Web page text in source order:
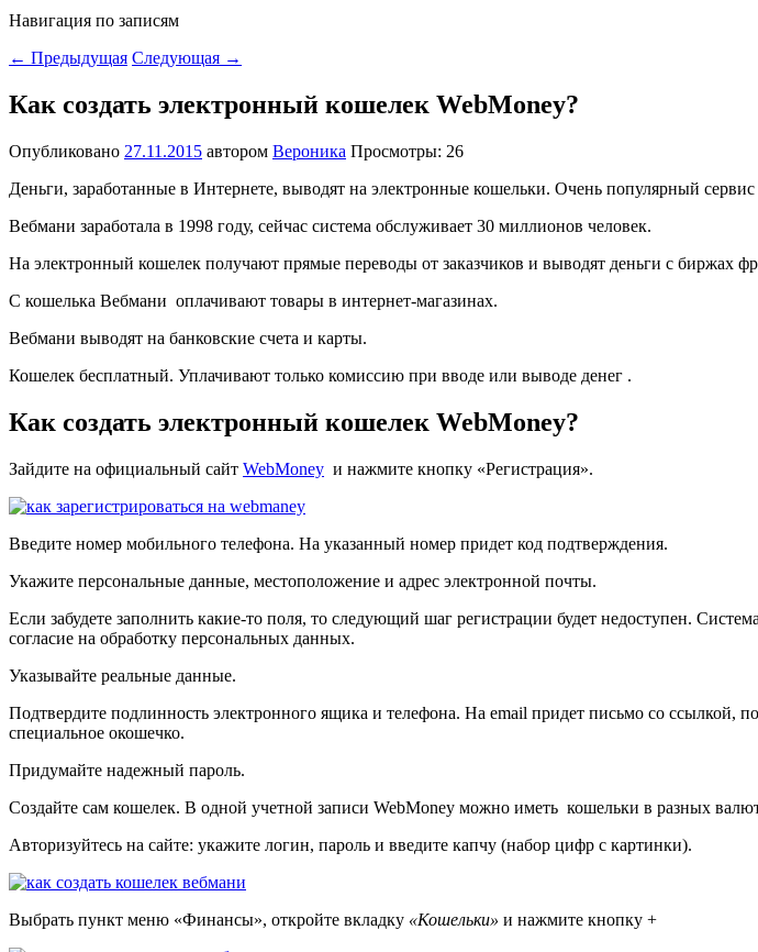
Навигация по записям
← Предыдущая Следующая →
Как создать электронный кошелек WebMoney?
Опубликовано 27.11.2015 автором Вероника Просмотры: 26
Деньги, заработанные в Интернете, выводят на электронные кошельки. Очень популярный
Вебмани заработала в 1998 году, сейчас система обслуживает 30 миллионов человек.
На электронный кошелек получают прямые переводы от заказчиков и выводят деньги с биржах
С кошелька Вебмани оплачивают товары в интернет-магазинах.
Вебмани выводят на банковские счета и карты.
Кошелек бесплатный. Уплачивают только комиссию при вводе или выводе денег .
Как создать электронный кошелек WebMoney?
Зайдите на официальный сайт WebMoney и нажмите кнопку «Регистрация».
Введите номер мобильного телефона. На указанный номер придет код подтверждения.
Укажите персональные данные, местоположение и адрес электронной почты.
Если забудете заполнить какие-то поля, то следующий шаг регистрации будет недоступен.
согласие на обработку персональных данных.
Указывайте реальные данные.
Подтвердите подлинность электронного ящика и телефона. На email придет письмо со
специальное окошечко.
Придумайте надежный пароль.
Создайте сам кошелек. В одной учетной записи WebMoney можно иметь кошельки в разных
Авторизуйтесь на сайте: укажите логин, пароль и введите капчу (набор цифр с картинки).
Выбрать пункт меню «Финансы», откройте вкладку «Кошельки» и нажмите кнопку +